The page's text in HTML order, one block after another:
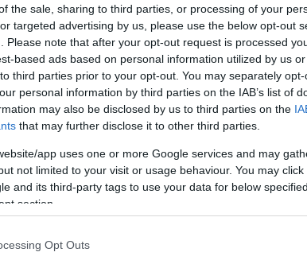
the sale, sharing to third parties, or processing of your
targeted advertising by us, please use the below opt-out
Please note that after your opt-out request is processed
based ads based on personal information utilized by us
third parties prior to your opt-out. You may separately
personal information by third parties on the IAB’s list of
may also be disclosed by us to third parties on the
that may further disclose it to other third parties.
app uses one or more Google services and may
not limited to your visit or usage behaviour. You may
and its third-party tags to use your data for below
section.
Opt Outs
όταν βρίσκεται στο κόκκινο χαλί
πιο όμορφα
|26.07.2022 17:10
Panther: Wakanda Forever»:
το trailer της
και συγκινεί - Φόρος τιμής
Τσάντγουικ Μπόουζμαν
σκηνοθεσία του Wakanda Forever
Coogler, ο οποίος ήταν